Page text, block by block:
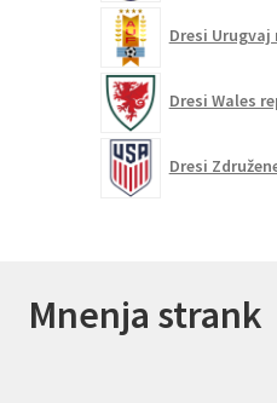
Dresi
Dresi Wales
Dresi
Mnenja strank